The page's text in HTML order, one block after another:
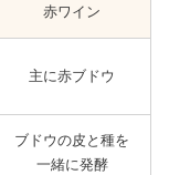
赤ワイン
主に赤ブドウ
ブドウの皮と種を
一緒に発酵